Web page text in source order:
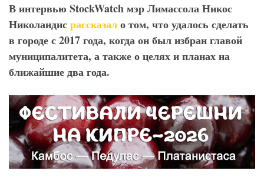
В интервью StockWatchмэр Лимассола Никос
Николаидисрассказало том, что удалось сделать
в городе с 2017 года, когда он был избран главой
муниципалитета, а также о целях и планах на
ближайшие два года.